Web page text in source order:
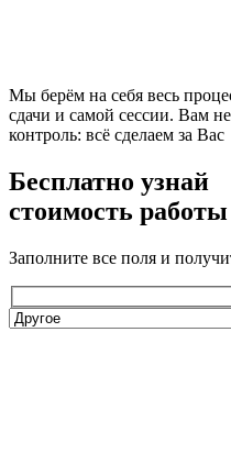
Мы берём на себя весь
сдачи и самой сессии. Вам
контроль: всё сделаем за Вас
Бесплатно узнай
стоимость работы
Заполните все поля и